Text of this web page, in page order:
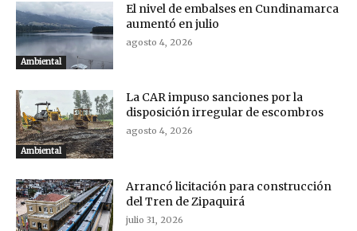
Ambiental
El nivel de embalses en Cundinamarca
aumentó en julio
agosto 4, 2026
Ambiental
La CAR impuso sanciones por la
disposición irregular de escombros
agosto 4, 2026
Arrancó licitación para construcción
del Tren de Zipaquirá
julio 31, 2026